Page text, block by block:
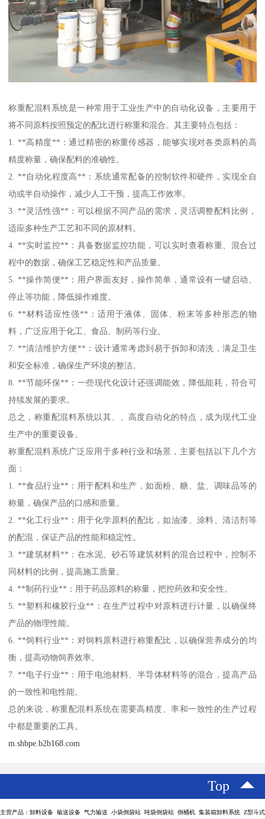
称重配混料系统是一种常用于工业生产中的自动化设备，主要用于
将不同原料按照预定的配比进行称重和混合。其主要特点包括：
1. **高精度**：通过精密的称重传感器，能够实现对各类原料的高
精度称量，确保配料的准确性。
2. **自动化程度高**：系统通常配备的控制软件和硬件，实现全自
动或半自动操作，减少人工干预，提高工作效率。
3. **灵活性强**：可以根据不同产品的需求，灵活调整配料比例，
适应多种生产工艺和不同的原材料。
4. **实时监控**：具备数据监控功能，可以实时查看称重、混合过
程中的数据，确保工艺稳定性和产品质量。
5. **操作简便**：用户界面友好，操作简单，通常设有一键启动、
停止等功能，降低操作难度。
6. **材料适应性强**：适用于液体、固体、粉末等多种形态的物
料，广泛应用于化工、食品、制药等行业。
7. **清洁维护方便**：设计通常考虑到易于拆卸和清洗，满足卫生
和安全标准，确保生产环境的整洁。
8. **节能环保**：一些现代化设计还强调能效，降低能耗，符合可
持续发展的要求。
总之，称重配混料系统以其、、高度自动化的特点，成为现代工业
生产中的重要设备。
称重配混料系统广泛应用于多种行业和场景，主要包括以下几个方
面：
1. **食品行业**：用于配料和生产，如面粉、糖、盐、调味品等的
称量，确保产品的口感和质量。
2. **化工行业**：用于化学原料的配比，如油漆、涂料、清洁剂等
的配混，保证产品的性能和稳定性。
3. **建筑材料**：在水泥、砂石等建筑材料的混合过程中，控制不
同材料的比例，提高施工质量。
4. **制药行业**：用于药品原料的称量，把控药效和安全性。
5. **塑料和橡胶行业**：在生产过程中对原料进行计量，以确保终
产品的物理性能。
6. **饲料行业**：对饲料原料进行称重配比，以确保营养成分的均
衡，提高动物饲养效率。
7. **电子行业**：用于电池材料、半导体材料等的混合，提高产品
的一致性和电性能。
总的来说，称重配混料系统在需要高精度、率和一致性的生产过程
中都是重要的工具。
m.shbpe.b2b168.com
Top
主营产品：卸料设备 输送设备 气力输送 小袋倒袋站 吨袋倒袋站 倒桶机 集装箱卸料系统 Z型斗式